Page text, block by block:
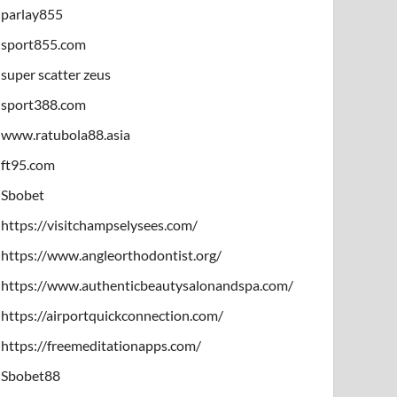
parlay855
sport855.com
super scatter zeus
sport388.com
www.ratubola88.asia
ft95.com
Sbobet
https://visitchampselysees.com/
https://www.angleorthodontist.org/
https://www.authenticbeautysalonandspa.com/
https://airportquickconnection.com/
https://freemeditationapps.com/
Sbobet88